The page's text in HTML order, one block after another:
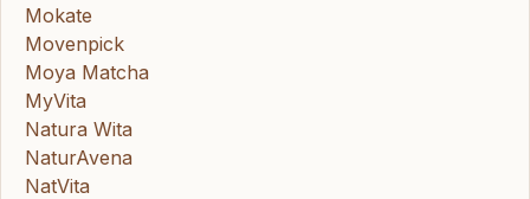
Mokate
Movenpick
Moya Matcha
MyVita
Natura Wita
NaturAvena
NatVita